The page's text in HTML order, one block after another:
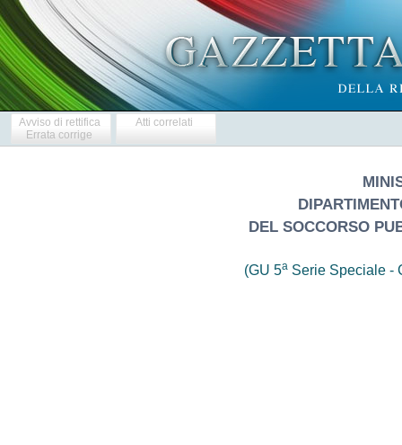
Avviso di rettifica
Errata corrige
Atti correlati
DEL SOCCORSO
(GU 5a Serie Speciale -